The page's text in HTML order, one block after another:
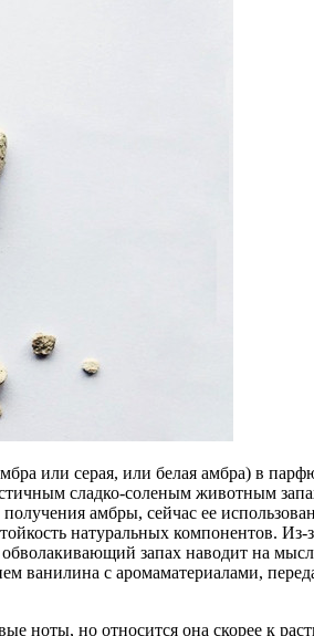
или серая, или белая амбра) в
сладко-соленым животным
амбры, сейчас ее
натуральных компонентов.
запах наводит на
ванилина с аромаматериалами,
ноты, но относится она скорее к